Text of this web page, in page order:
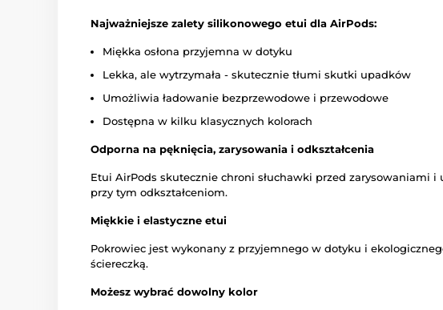
Najważniejsze zalety silikonowego etui dla AirPods:
Miękka osłona przyjemna w dotyku
Lekka, ale wytrzymała - skutecznie tłumi skutki upadków
Umożliwia ładowanie bezprzewodowe i przewodowe
Dostępna w kilku klasycznych kolorach
Odporna na pęknięcia, zarysowania i odkształcenia
Etui AirPods skutecznie chroni słuchawki przed zarysowaniami
przy tym odkształceniom.
Miękkie i elastyczne etui
Pokrowiec jest wykonany z przyjemnego w dotyku i
ściereczką.
Możesz wybrać dowolny kolor